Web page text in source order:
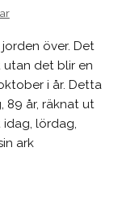
jorden över. Det
det blir en
i år. Detta
89 år, räknat ut
idag, lördag,
ark